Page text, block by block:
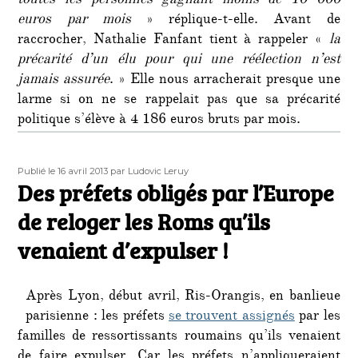
euros par mois» réplique-t-elle. Avant de
raccrocher, Nathalie Fanfant tient à rappeler « la
précarité d’un élu pour qui une réélection n’est
jamais assurée. » Elle nous arracherait presque une
larme si on ne se rappelait pas que sa précarité
politique s’élève à 4 186 euros bruts par mois.
Publié
le
Publié le 16 avril 2013 Auteur
par Ludovic Leruy
Des préfets obligés par l’Europe
de reloger les Roms qu’ils
venaient d’expulser !
Après Lyon, début avril, Ris-Orangis, en banlieue
parisienne : les préfets se trouvent assignéspar les
familles de ressortissants roumains qu’ils venaient